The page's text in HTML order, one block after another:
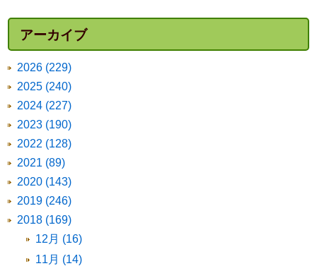
アーカイブ
2026 (229)
2025 (240)
2024 (227)
2023 (190)
2022 (128)
2021 (89)
2020 (143)
2019 (246)
2018 (169)
12月 (16)
11月 (14)